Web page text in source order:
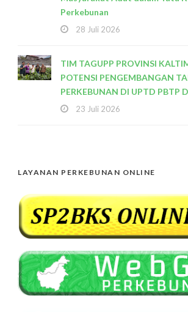
Perkebunan
28 Juli 2026
TIM TAGUPP PROVINSI
POTENSI PENGEMBANGAN
PERKEBUNAN DI UPTD PBTP
23 Juli 2026
LAYANAN PERKEBUNAN ONLINE